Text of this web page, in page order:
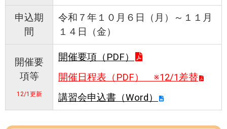
申込期
間
令和７年１０月６日（月）～１１月
１４日（金）
開催要
項等
12/1更新
開催要項（PDF）
開催日程表（PDF） ※12/1差替
講習会申込書（Word）